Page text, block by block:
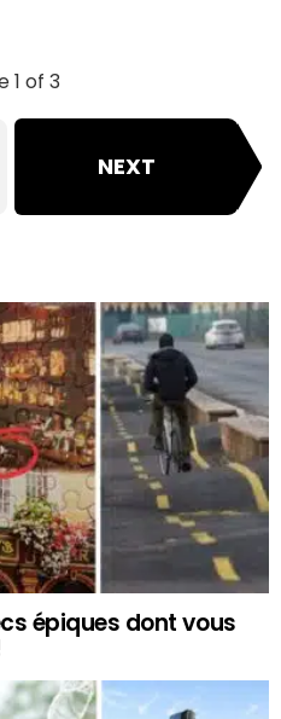
1 of 3
NEXT
épiques dont vous